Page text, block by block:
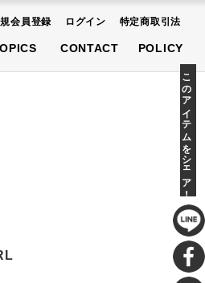
会員登録 ログイン 特定商取引法
CONTACT POLICY
このアイテムをシェア！